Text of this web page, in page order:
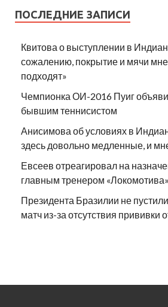
ПОСЛЕДНИЕ ЗАПИСИ
Квитова о выступлении в
сожалению, покрытие и мячи
подходят»
Чемпионка ОИ-2016 Пуиг
бывшим теннисистом
Анисимова об условиях в
здесь довольно медленные, и
Евсеев отреагировал на
главным тренером «Локомотива»
Президента Бразилии не
матч из-за отсутствия прививки